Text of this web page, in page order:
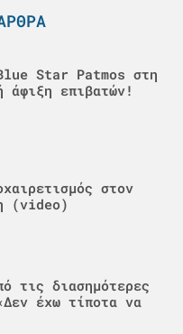
Star Patmos στη
άφιξη επιβατών!
στον
(video)
τις διασημότερες
έχω τίποτα να